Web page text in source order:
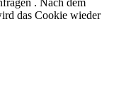
das Cookie wieder